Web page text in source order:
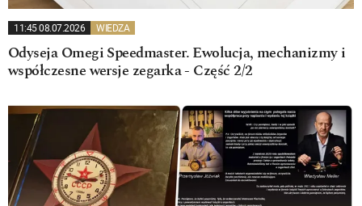
11:45 08.07.2026 WIEDZA
Odyseja Omegi Speedmaster. Ewolucja, mechanizmy i
współczesne wersje zegarka - Część 2/2